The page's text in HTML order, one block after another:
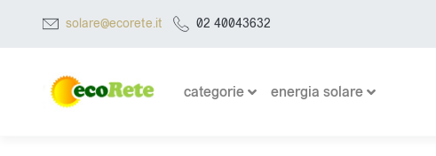
solare@ecorete.it 02 40043632
categorie energia solare